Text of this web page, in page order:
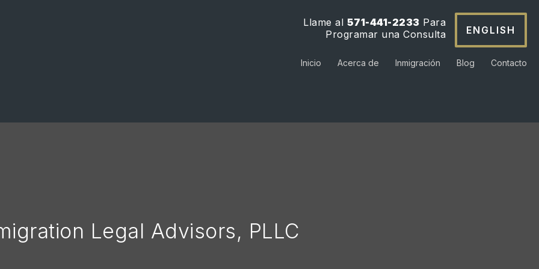
Llame al 571-441-2233 Para
Programar una Consulta
ENGLISH
Inicio Acerca de Inmigración Blog Contacto
Legal Advisors, PLLC